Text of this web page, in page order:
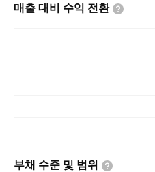
매출 대비 수익 전환
부채 수준 및 범위